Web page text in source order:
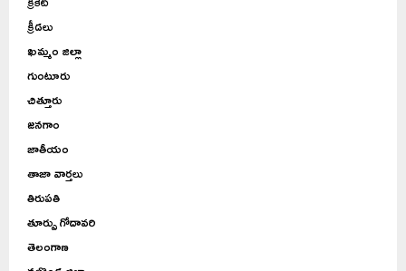
క్రీడలు
ఖమ్మం జిల్లా
గుంటూరు
చిత్తూరు
జనగాం
జాతీయం
తాజా వార్తలు
తిరుపతి
తూర్పు గోదావరి
తెలంగాణ